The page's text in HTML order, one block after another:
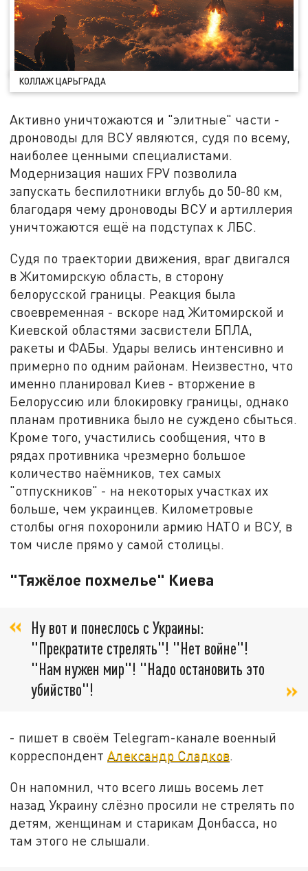
КОЛЛАЖ ЦАРЬГРАДА
Активно уничтожаются и "элитные" части -
дроноводы для ВСУ являются, судя по всему,
наиболее ценными специалистами.
Модернизация наших FPV позволила
запускать беспилотники вглубь до 50-80 км,
благодаря чему дроноводы ВСУ и артиллерия
уничтожаются ещё на подступах к ЛБС.
Судя по траектории движения, враг двигался
в Житомирскую область, в сторону
белорусской границы. Реакция была
своевременная - вскоре над Житомирской и
Киевской областями засвистели БПЛА,
ракеты и ФАБы. Удары велись интенсивно и
примерно по одним районам. Неизвестно, что
именно планировал Киев - вторжение в
Белоруссию или блокировку границы, однако
планам противника было не суждено сбыться.
Кроме того, участились сообщения, что в
рядах противника чрезмерно большое
количество наёмников, тех самых
"отпускников" - на некоторых участках их
больше, чем украинцев. Километровые
столбы огня похоронили армию НАТО и ВСУ, в
том числе прямо у самой столицы.
"Тяжёлое похмелье" Киева
Ну вот и понеслось с Украины:
"Прекратите стрелять"! "Нет войне"!
"Нам нужен мир"! "Надо остановить это
убийство"!
- пишет в своём Telegram-канале военный
корреспондентАлександр Сладков.
Он напомнил, что всего лишь восемь лет
назад Украину слёзно просили не стрелять по
детям, женщинам и старикам Донбасса, но
там этого не слышали.